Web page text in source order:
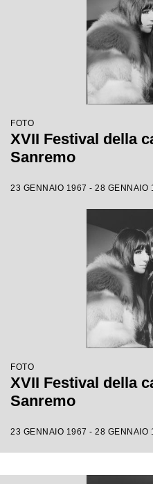
FOTO
XVII Festival della
Sanremo
23 GENNAIO 1967 - 28 GENNAIO
FOTO
XVII Festival della
Sanremo
23 GENNAIO 1967 - 28 GENNAIO